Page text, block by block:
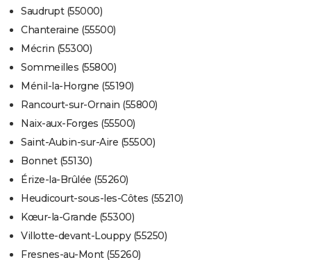
Saudrupt (55000)
Chanteraine (55500)
Mécrin (55300)
Sommeilles (55800)
Ménil-la-Horgne (55190)
Rancourt-sur-Ornain (55800)
Naix-aux-Forges (55500)
Saint-Aubin-sur-Aire (55500)
Bonnet (55130)
Érize-la-Brûlée (55260)
Heudicourt-sous-les-Côtes (55210)
Kœur-la-Grande (55300)
Villotte-devant-Louppy (55250)
Fresnes-au-Mont (55260)